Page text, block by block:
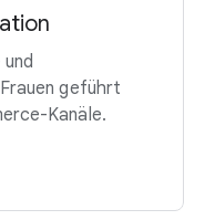
geführt
Kanäle.